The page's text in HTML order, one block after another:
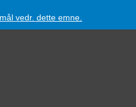
vedr. dette emne.